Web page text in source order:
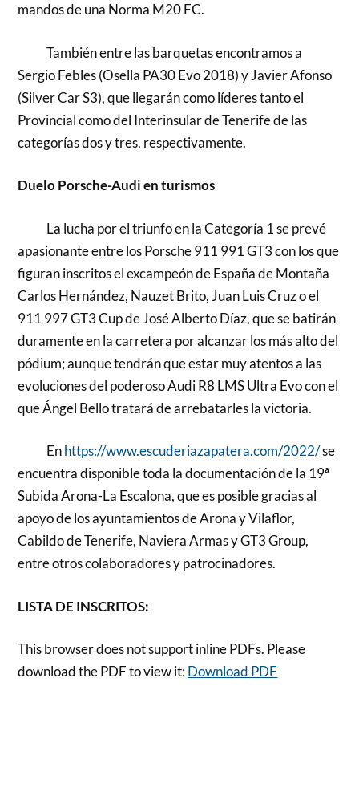
mandos de una Norma M20 FC.
También entre las barquetas encontramos a
Sergio Febles (Osella PA30 Evo 2018) y Javier Afonso
(Silver Car S3), que llegarán como líderes tanto el
Provincial como del Interinsular de Tenerife de las
categorías dos y tres, respectivamente.
Duelo Porsche-Audi en turismos
La lucha por el triunfo en la Categoría 1 se prevé
apasionante entre los Porsche 911 991 GT3 con los que
figuran inscritos el excampeón de España de Montaña
Carlos Hernández, Nauzet Brito, Juan Luis Cruz o el
911 997 GT3 Cup de José Alberto Díaz, que se batirán
duramente en la carretera por alcanzar los más alto del
pódium; aunque tendrán que estar muy atentos a las
evoluciones del poderoso Audi R8 LMS Ultra Evo con el
que Ángel Bello tratará de arrebatarles la victoria.
Enhttps://www.escuderiazapatera.com/2022/se
encuentra disponible toda la documentación de la 19ª
Subida Arona-La Escalona, que es posible gracias al
apoyo de los ayuntamientos de Arona y Vilaflor,
Cabildo de Tenerife, Naviera Armas y GT3 Group,
entre otros colaboradores y patrocinadores.
LISTA DE INSCRITOS:
This browser does not support inline PDFs. Please
download the PDF to view it:Download PDF